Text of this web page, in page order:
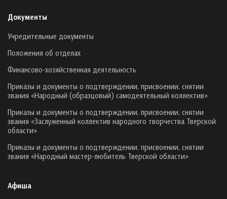
Документы
Учредительные документы
Положения об отделах
Финансово-хозяйственная деятельность
Приказы и документы о подтверждении, присвоении, снятии
звания «Народный (образцовый) самодеятельный коллектив»
Приказы и документы о подтверждении, присвоении, снятии
звания «Заслуженный коллектив народного творчества Тверской
области»
Приказы и документы о подтверждении, присвоении, снятии
звания «Народный мастер-любитель Тверской области»
Афиша